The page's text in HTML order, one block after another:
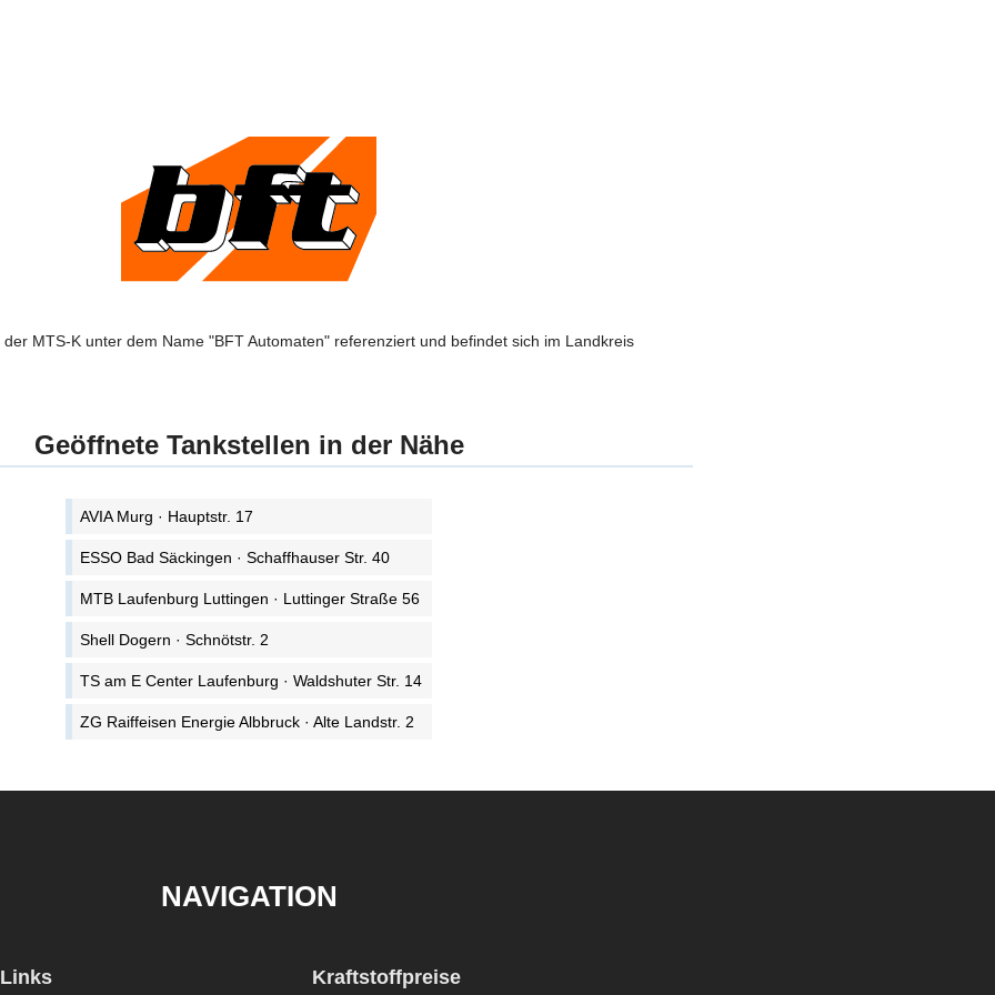
der MTS-K unter dem Name "BFT Automaten" referenziert und befindet sich im Landkreis
Geöffnete Tankstellen in der Nähe
AVIA Murg · Hauptstr. 17
ESSO Bad Säckingen · Schaffhauser Str. 40
MTB Laufenburg Luttingen · Luttinger Straße 56
Shell Dogern · Schnötstr. 2
TS am E Center Laufenburg · Waldshuter Str. 14
ZG Raiffeisen Energie Albbruck · Alte Landstr. 2
NAVIGATION
Kraftstoffpreise